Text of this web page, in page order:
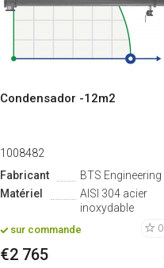
Condensador -12m2
1008482
Fabricant
BTS Engineering
Matériel
AISI 304 acier
inoxydable
sur commande 0
€2 765